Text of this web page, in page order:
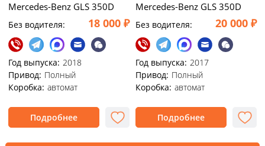
Mercedes-Benz GLS 350D
Без водителя: 18 000 ₽
Год выпуска: 2018
Привод: Полный
Коробка: автомат
Подробнее
Mercedes-Benz GLS 350D
Без водителя: 20 000 ₽
Год выпуска: 2017
Привод: Полный
Коробка: автомат
Подробнее